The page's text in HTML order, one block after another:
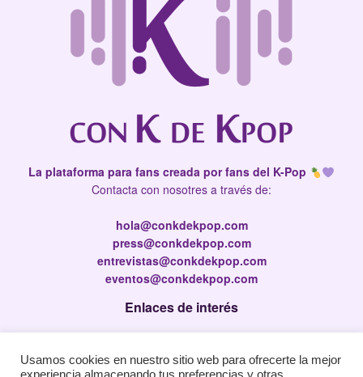
La plataforma para fans creada por fans del K-Pop
Contacta con nosotres a través de:
hola@conkdekpop.com
press@conkdekpop.com
entrevistas@conkdekpop.com
eventos@conkdekpop.com
Enlaces de interés
Política de privacidad
Usamos cookies en nuestro sitio web para ofrecerte la mejor